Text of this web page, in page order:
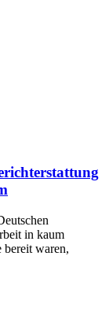
in kaum
bereit waren,